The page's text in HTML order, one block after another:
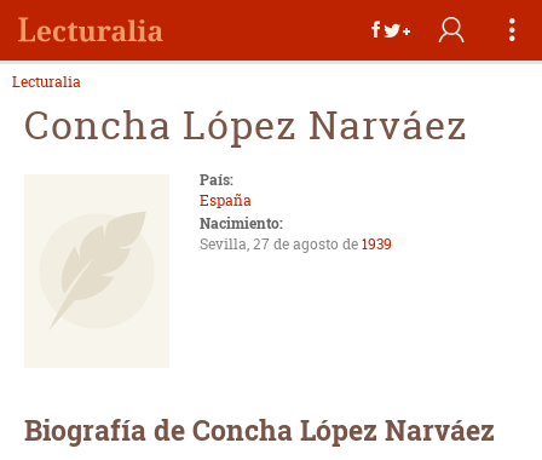
Lecturalia
Concha López Narváez
País:
España
Nacimiento:
Sevilla, 27 de agosto de1939
Biografía de Concha López Narváez